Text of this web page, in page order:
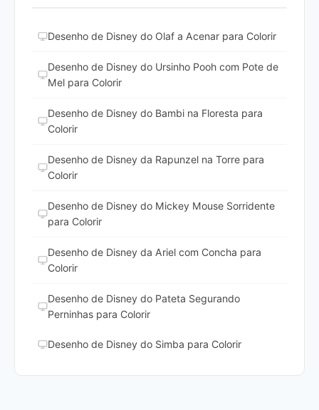
Desenho de Disney do Olaf a Acenar para Colorir
Desenho de Disney do Ursinho Pooh com Pote de
Mel para Colorir
Desenho de Disney do Bambi na Floresta para
Colorir
Desenho de Disney da Rapunzel na Torre para
Colorir
Desenho de Disney do Mickey Mouse Sorridente
para Colorir
Desenho de Disney da Ariel com Concha para
Colorir
Desenho de Disney do Pateta Segurando
Perninhas para Colorir
Desenho de Disney do Simba para Colorir